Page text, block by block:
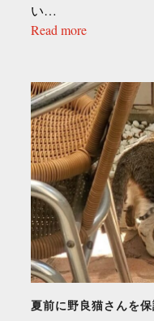
い…
Read more
夏前に野良猫さんを